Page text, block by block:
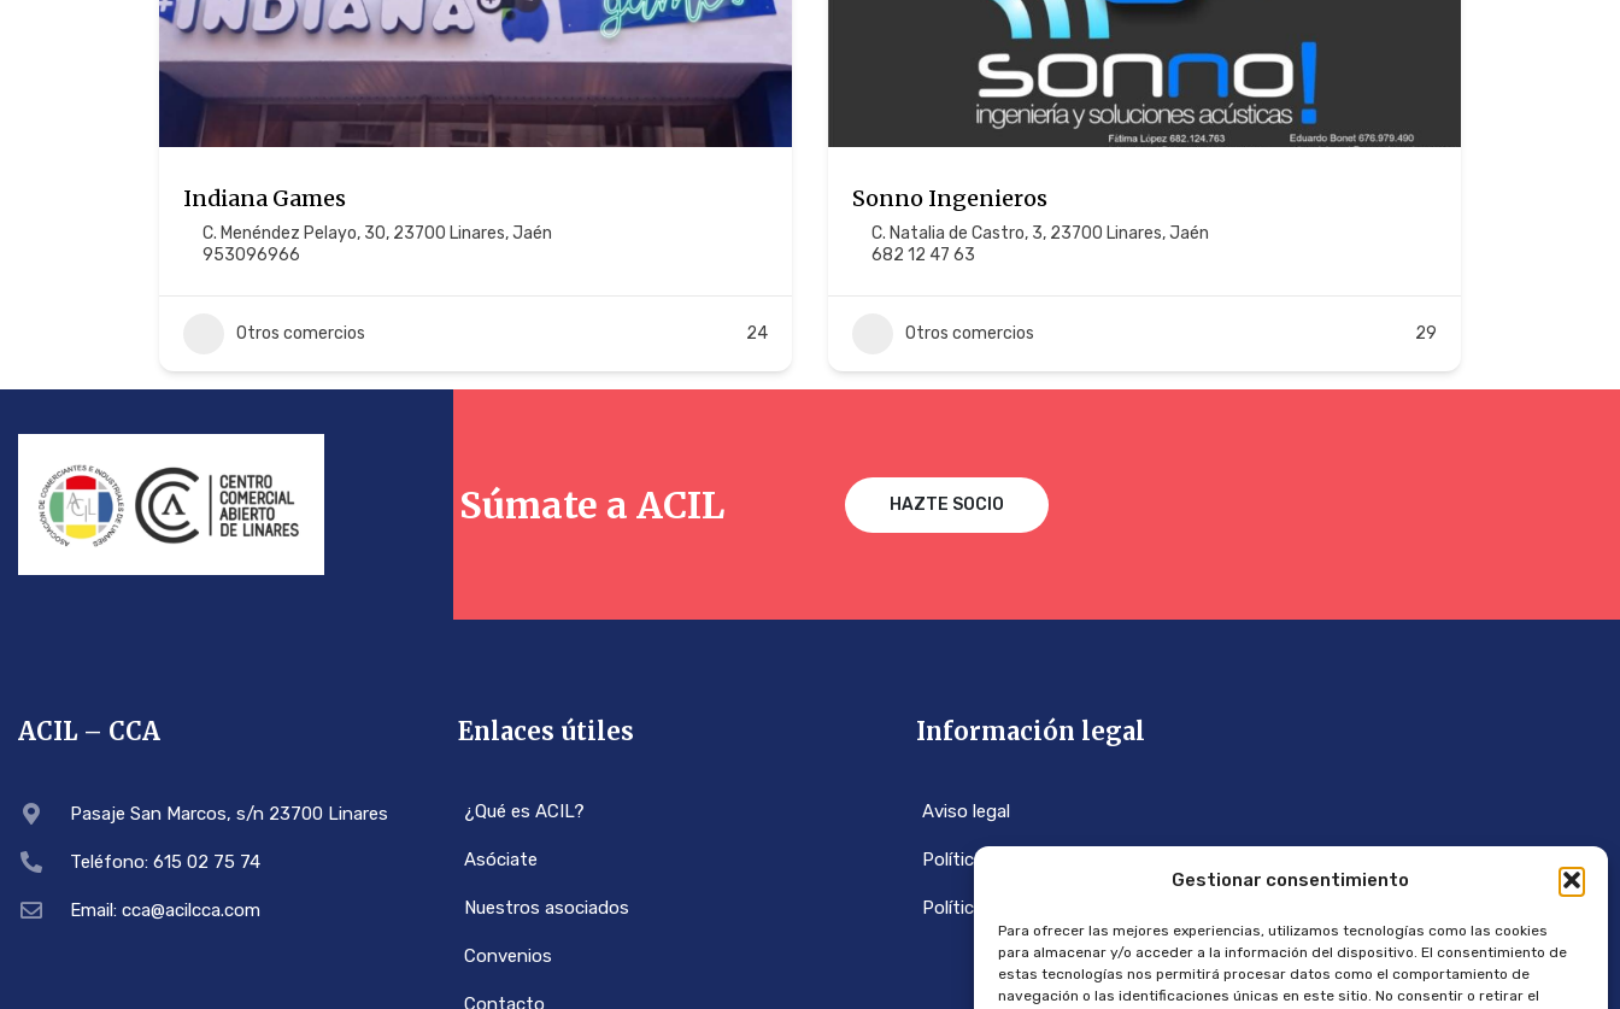
Gestionar consentimiento
Para ofrecer las mejores experiencias, utilizamos tecnologías como las cookies
para almacenar y/o acceder a la información del dispositivo. El consentimiento de
estas tecnologías nos permitirá procesar datos como el comportamiento de
navegación o las identificaciones únicas en este sitio. No consentir o retirar el
Indiana Games
C. Menéndez Pelayo, 30, 23700 Linares, Jaén
953096966
Otros comercios 24
Sonno Ingenieros
C. Natalia de Castro, 3, 23700 Linares, Jaén
682 12 47 63
Otros comercios 29
Súmate a ACIL HAZTE SOCIO
ACIL – CCA
Pasaje San Marcos, s/n 23700 Linares
Teléfono: 615 02 75 74
Email: cca@acilcca.com
Enlaces útiles
¿Qué es ACIL?
Asóciate
Nuestros asociados
Convenios
Contacto
Información legal
Aviso legal
Política de privacidad
Política de cookies